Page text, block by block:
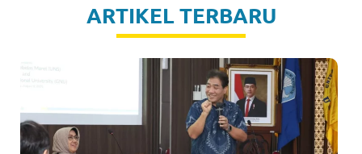
ARTIKEL TERBARU